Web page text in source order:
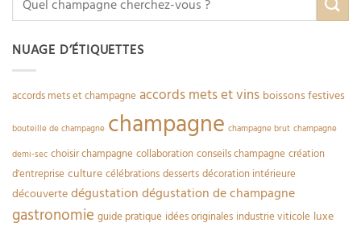
NUAGE D’ÉTIQUETTES
accords mets et champagne accords mets et vins boissons festives
bouteille de champagne champagne champagne brut champagne
demi-sec choisir champagne collaboration conseils champagne création
d'entreprise culture célébrations desserts décoration intérieure
découverte dégustation dégustation de champagne
gastronomie guide pratique idées originales industrie viticole luxe